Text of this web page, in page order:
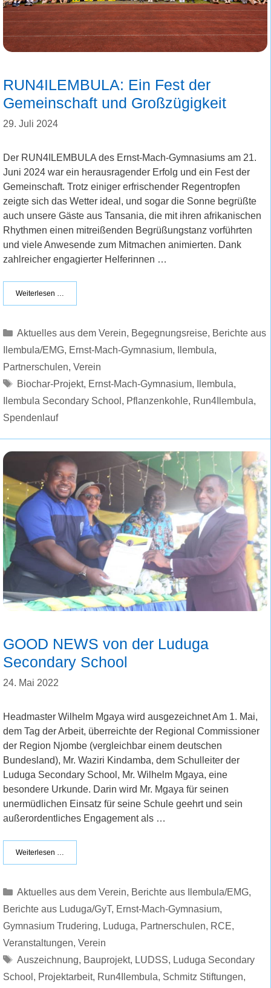
RUN4ILEMBULA: Ein Fest der
Gemeinschaft und Großzügigkeit
29. Juli 2024
Der RUN4ILEMBULA des Ernst-Mach-Gymnasiums am 21.
Juni 2024 war ein herausragender Erfolg und ein Fest der
Gemeinschaft. Trotz einiger erfrischender Regentropfen
zeigte sich das Wetter ideal, und sogar die Sonne begrüßte
auch unsere Gäste aus Tansania, die mit ihren afrikanischen
Rhythmen einen mitreißenden Begrüßungstanz vorführten
und viele Anwesende zum Mitmachen animierten. Dank
zahlreicher engagierter Helferinnen …
Weiterlesen …
Kategorien
Aktuelles aus dem Verein, Begegnungsreise, Berichte aus
Ilembula/EMG, Ernst-Mach-Gymnasium, Ilembula,
Partnerschulen, Verein
Schlagwörter
Biochar-Projekt, Ernst-Mach-Gymnasium, Ilembula,
Ilembula Secondary School , Pflanzenkohle, Run4Ilembula,
Spendenlauf
GOOD NEWS von der Luduga
Secondary School
24. Mai 2022
Headmaster Wilhelm Mgaya wird ausgezeichnet Am 1. Mai,
dem Tag der Arbeit, überreichte der Regional Commissioner
der Region Njombe (vergleichbar einem deutschen
Bundesland), Mr. Waziri Kindamba, dem Schulleiter der
Luduga Secondary School, Mr. Wilhelm Mgaya, eine
besondere Urkunde. Darin wird Mr. Mgaya für seinen
unermüdlichen Einsatz für seine Schule geehrt und sein
außerordentliches Engagement als …
Weiterlesen …
Kategorien
Aktuelles aus dem Verein, Berichte aus Ilembula/EMG,
Berichte aus Luduga/GyT, Ernst-Mach-Gymnasium,
Gymnasium Trudering, Luduga, Partnerschulen, RCE,
Veranstaltungen, Verein
Schlagwörter
Auszeichnung, Bauprojekt, LUDSS, Luduga Secondary
School , Projektarbeit, Run4Ilembula, Schmitz Stiftungen,